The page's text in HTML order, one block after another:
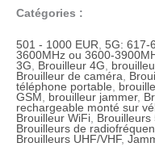
Catégories :
501 - 1000 EUR, 5G: 617-
3600MHz ou 3600-
3G, Brouilleur 4G,
Brouilleur de caméra,
téléphone portable,
GSM , brouilleur jammer,
rechargeable monté sur
Brouilleur WiFi, Brouilleurs
Brouilleurs de
Brouilleurs UHF/VHF,